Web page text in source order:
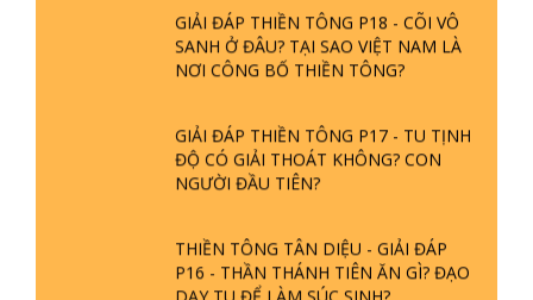
GIẢI ĐÁP THIỀN TÔNG P18 - CÕI VÔ
SANH Ở ĐÂU? TẠI SAO VIỆT NAM LÀ
NƠI CÔNG BỐ THIỀN TÔNG?
GIẢI ĐÁP THIỀN TÔNG P17 - TU TỊNH
ĐỘ CÓ GIẢI THOÁT KHÔNG? CON
NGƯỜI ĐẦU TIÊN?
THIỀN TÔNG TÂN DIỆU - GIẢI ĐÁP
P16 - THẦN THÁNH TIÊN ĂN GÌ? ĐẠO
DẠY TU ĐỂ LÀM SÚC SINH?